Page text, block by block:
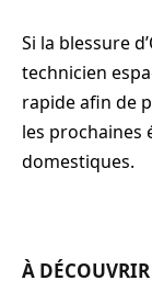
Si la blessure
technicien
rapide afin de
les prochaines
domestiques.
À DÉCOUVRIR